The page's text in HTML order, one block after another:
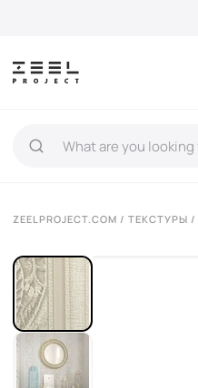
ZEELPROJECT.COM / ТЕКСТУРЫ /